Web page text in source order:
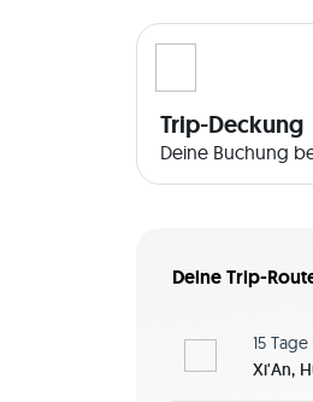
Trip-Deckung
Deine Buchung
Deine Trip-
15 Tage
Xi'An,